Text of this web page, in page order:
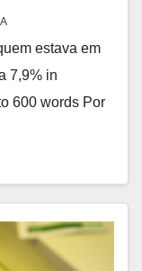
estava em
7,9% in
600 words Por